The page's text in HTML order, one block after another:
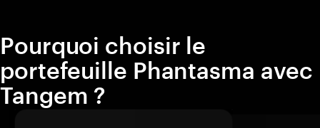
Pourquoi choisir le
portefeuille Phantasma avec
Tangem ?